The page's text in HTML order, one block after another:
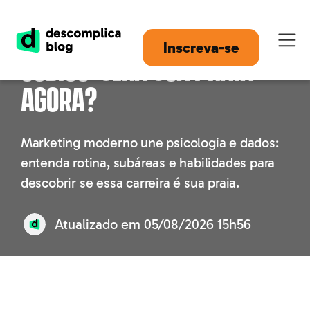
Inscreva-se
Marketing entre mente e
código: será sua praia
agora?
Marketing moderno une psicologia e dados:
entenda rotina, subáreas e habilidades para
descobrir se essa carreira é sua praia.
Atualizado em 05/08/2026 15h56